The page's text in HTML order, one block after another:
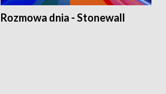
Rozmowa dnia - Stonewall